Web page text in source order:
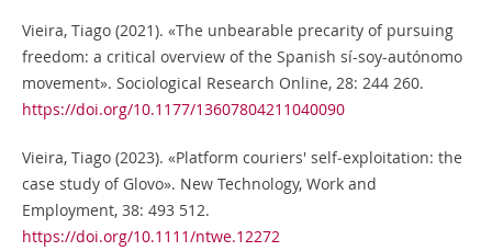
Vieira, Tiago (2021). «The unbearable precarity of pursuing
freedom: a critical overview of the Spanish sí-soy-autónomo
movement». Sociological Research Online, 28: 244 260.
https://doi.org/10.1177/13607804211040090
Vieira, Tiago (2023). «Platform couriers' self‐exploitation: the
case study of Glovo». New Technology, Work and
Employment, 38: 493 512.
https://doi.org/10.1111/ntwe.12272